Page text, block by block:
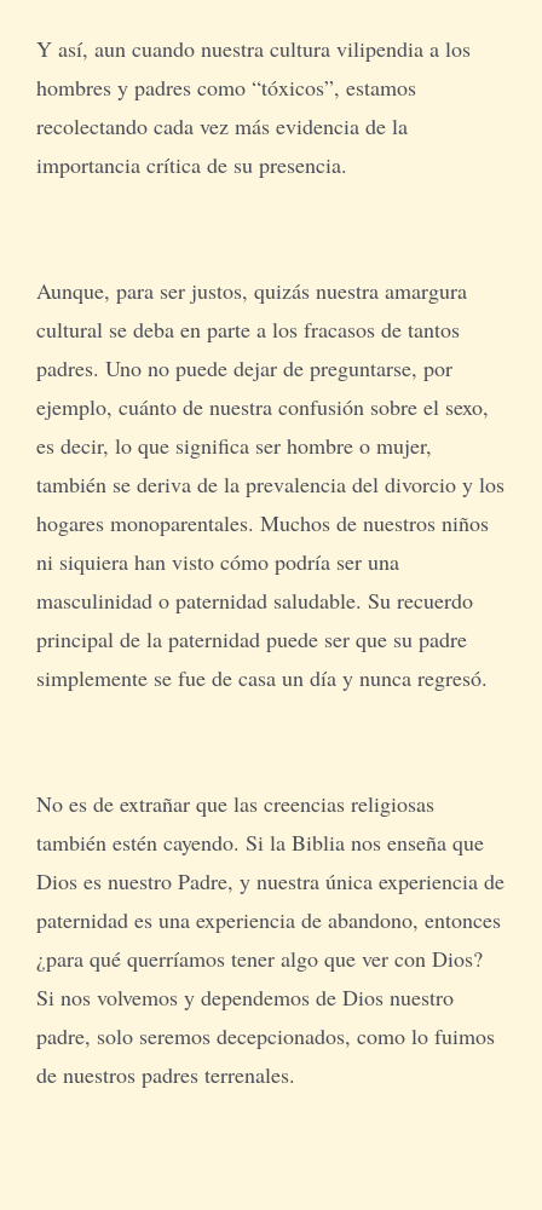
Y así, aun cuando nuestra cultura vilipendia a los
hombres y padres como “tóxicos”, estamos
recolectando cada vez más evidencia de la
importancia crítica de su presencia.
Aunque, para ser justos, quizás nuestra amargura
cultural se deba en parte a los fracasos de tantos
padres. Uno no puede dejar de preguntarse, por
ejemplo, cuánto de nuestra confusión sobre el sexo,
es decir, lo que significa ser hombre o mujer,
también se deriva de la prevalencia del divorcio y los
hogares monoparentales. Muchos de nuestros niños
ni siquiera han visto cómo podría ser una
masculinidad o paternidad saludable. Su recuerdo
principal de la paternidad puede ser que su padre
simplemente se fue de casa un día y nunca regresó.
No es de extrañar que las creencias religiosas
también estén cayendo. Si la Biblia nos enseña que
Dios es nuestro Padre, y nuestra única experiencia de
paternidad es una experiencia de abandono, entonces
¿para qué querríamos tener algo que ver con Dios?
Si nos volvemos y dependemos de Dios nuestro
padre, solo seremos decepcionados, como lo fuimos
de nuestros padres terrenales.